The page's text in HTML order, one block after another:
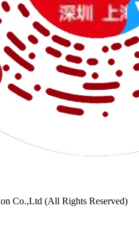
Co.,Ltd (All Rights Reserved)